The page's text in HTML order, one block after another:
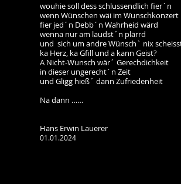
wouhie soll dess schlussendlich fier´n
wenn Wünschen wäi im Wunschkonzert
fier jed´n Debb´n Wahrheid wärd
wenna nur am laudst´n plärrd
und sich um andre Wünsch` nix
ka Herz, ka Gfill und a kann Geist?
A Nicht-Wunsch wär´ Gerechdichkeit
in dieser ungerecht´n Zeit
und Gligg hieß´ dann Zufriedenheit
Na dann ……
Hans Erwin Lauerer
01.01.2024